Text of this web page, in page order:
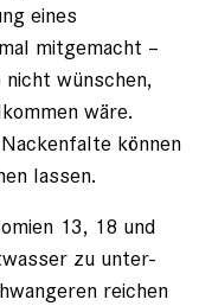
eines
mitgemacht –
wünschen,
­wäre.
können
lassen.
13, 18 und
zu unter­
reichen